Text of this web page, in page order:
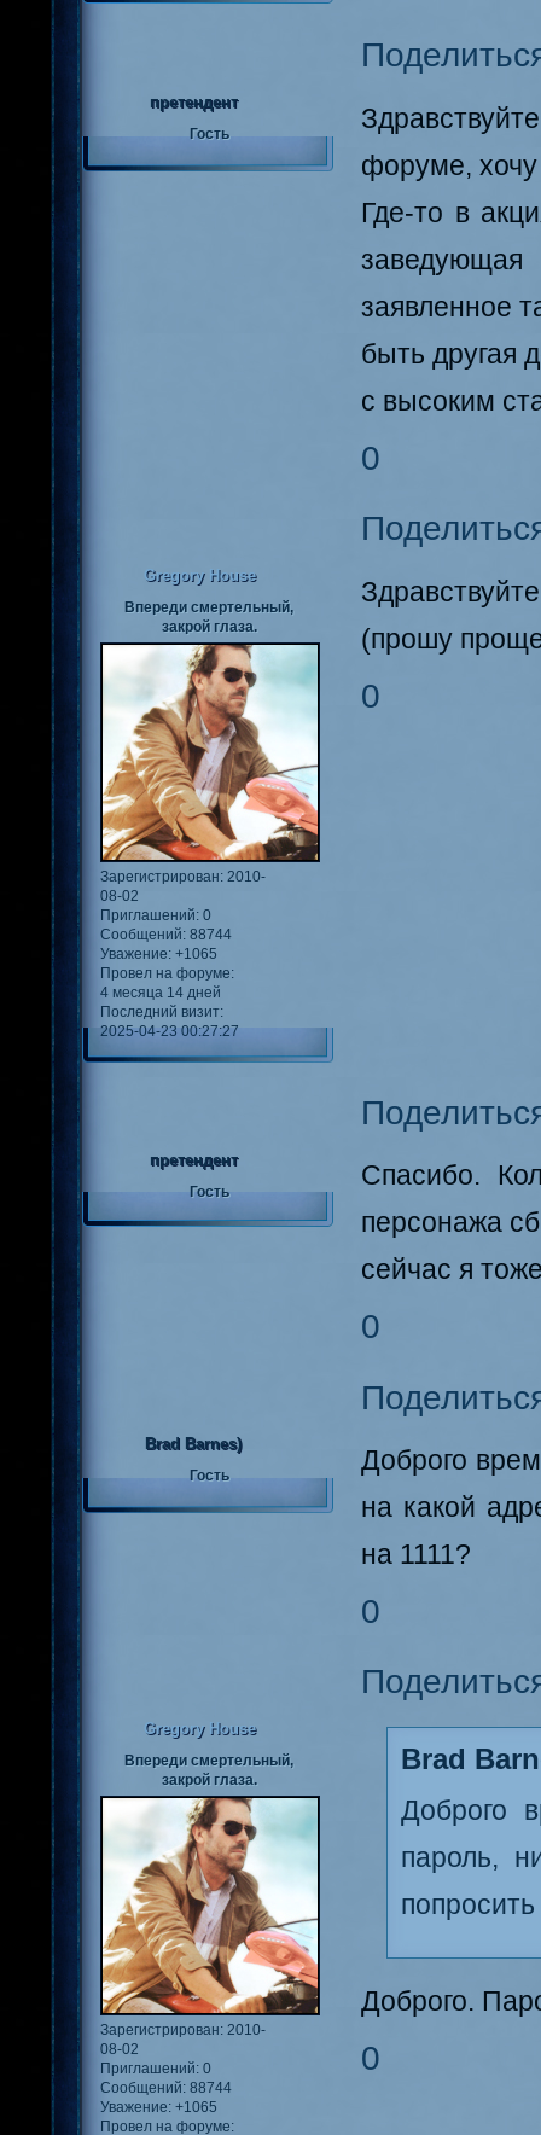
претендент
Гость
форуме, хочу
Где-то в
заведующая
заявленное
быть другая
с высоким
0
Gregory House
Впереди смертельный,
закрой глаза.
Зарегистрирован: 2010-
08-02
Приглашений: 0
Сообщений: 88744
Уважение: +1065
Провел на форуме:
4 месяца 14 дней
Последний визит:
2025-04-23 00:27:27
(прошу
0
претендент
Гость
Спасибо.
персонажа
сейчас я
0
Brad Barnes)
Гость
Доброго
на какой
на 1111?
0
Gregory House
Впереди смертельный,
закрой глаза.
Зарегистрирован: 2010-
08-02
Приглашений: 0
Сообщений: 88744
Уважение: +1065
Провел на форуме:
Brad
Доброго
пароль,
Доброго.
0